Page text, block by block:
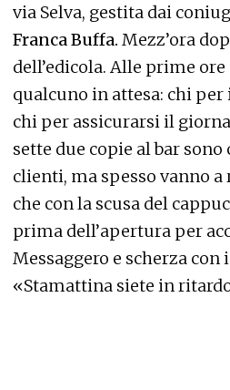
via Selva, gestita dai
Franca Buffa. Mezz’ora
dell’edicola. Alle prime ore
qualcuno in attesa: chi
chi per assicurarsi il
sette due copie al bar
clienti, ma spesso vanno a
che con la scusa del
prima dell’apertura per
Messaggero e scherza con
«Stamattina siete in